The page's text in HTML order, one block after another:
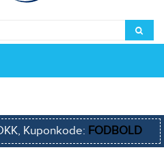
Kuponkode: FODBOLD